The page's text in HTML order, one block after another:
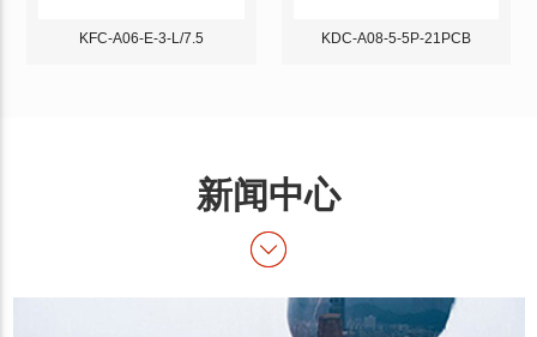
KFC-A06-E-3-L/7.5 KDC-A08-5-5P-21PCB
新闻中心